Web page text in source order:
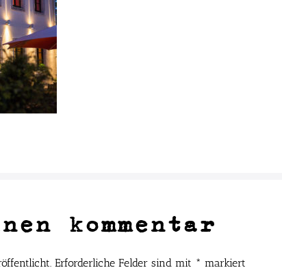
kommentar
Erforderliche Felder sind mit * markiert